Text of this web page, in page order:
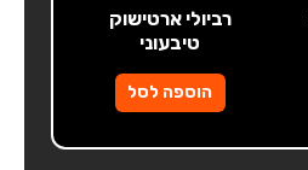
רביולי ארטישוק
טיבעוני
הוספה לסל